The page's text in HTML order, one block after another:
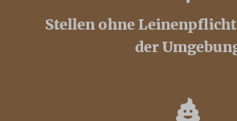
Stellen ohne
der